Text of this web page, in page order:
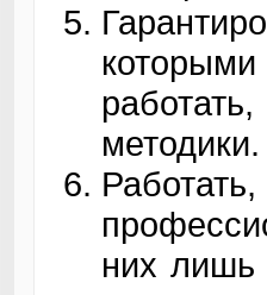
методики.
них лишь